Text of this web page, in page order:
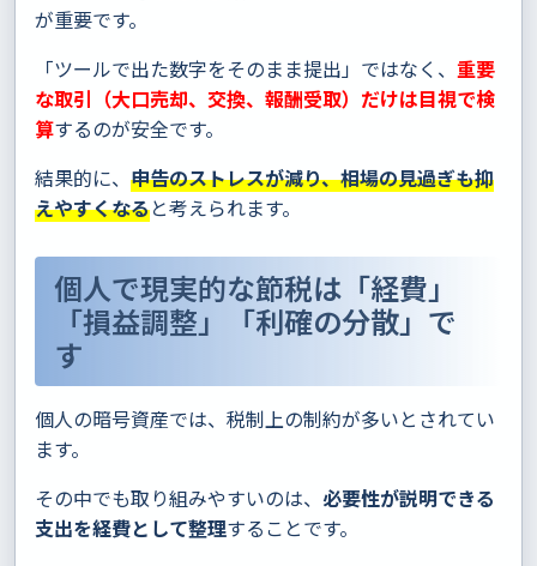
が重要です。
「ツールで出た数字をそのまま提出」ではなく、 重要
な取引（大口売却、交換、報酬受取）だけは目視で検
算するのが安全です。
結果的に、 申告のストレスが減り、相場の見過ぎも抑
えやすくなると考えられます。
個人で現実的な節税は「経費」
「損益調整」「利確の分散」で
す
個人の暗号資産では、税制上の制約が多いとされてい
ます。
その中でも取り組みやすいのは、 必要性が説明できる
支出を経費として整理することです。